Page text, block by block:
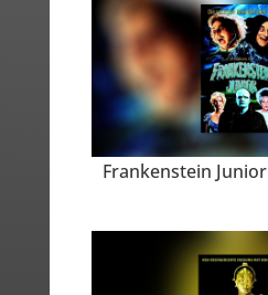
Frankenstein Junior